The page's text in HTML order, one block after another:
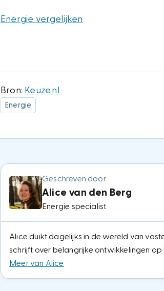
Energie vergelijken
Bron: Keuze.nl
Energie
Geschreven door
Alice van den Berg
Energie specialist
Alice duikt dagelijks in de wereld van
schrijft over belangrijke ontwikkelingen
Meer van Alice